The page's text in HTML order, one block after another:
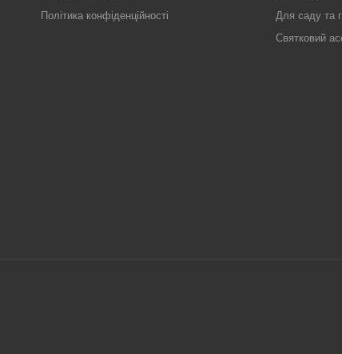
Політика конфіденційності
Для саду та
Святковий